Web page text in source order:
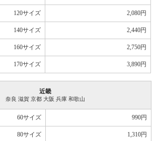
120サイズ 2,080円
140サイズ 2,440円
160サイズ 2,750円
170サイズ 3,890円
近畿
奈良 滋賀 京都 大阪 兵庫 和歌山
60サイズ 990円
80サイズ 1,310円